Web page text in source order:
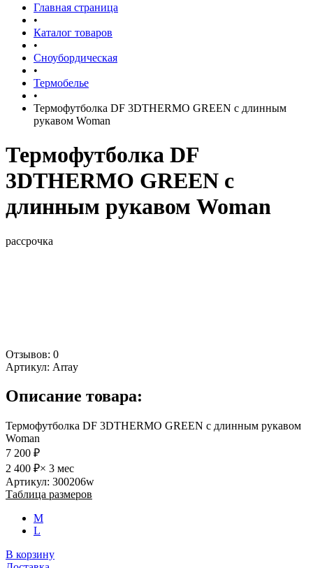
Главная страница
•
Каталог товаров
•
Сноубордическая
•
Термобелье
•
Термофутболка DF 3DTHERMO GREEN с длинным
рукавом Woman
Термофутболка DF
3DTHERMO GREEN с
длинным рукавом Woman
рассрочка
Отзывов: 0
Артикул: Array
Описание товара:
Термофутболка DF 3DTHERMO GREEN с длинным рукавом
Woman
7 200 ₽
2 400 ₽× 3 мес
Артикул: 300206w
Таблица размеров
M
L
В корзину